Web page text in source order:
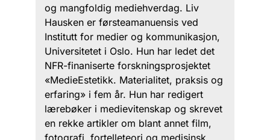
og mangfoldig mediehverdag. Liv
Hausken er førsteamanuensis ved
Institutt for medier og kommunikasjon,
Universitetet i Oslo. Hun har ledet det
NFR-finaniserte forskningsprosjektet
«MedieEstetikk. Materialitet, praksis og
erfaring» i fem år. Hun har redigert
lærebøker i medievitenskap og skrevet
en rekke artikler om blant annet film,
fotografi, fortelleteori og medisinsk